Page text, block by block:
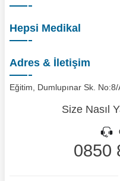
Hepsi Medikal
Adres & İletişim
Eğitim, Dumlupınar Sk.
Size Nasıl
0850